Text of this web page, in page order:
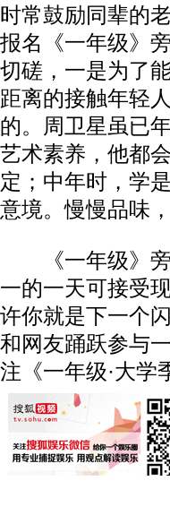
时常鼓励同辈的
报名《一年级》
切磋，一是为了
距离的接触年轻
的。周卫星虽已
艺术素养，他都
定；中年时，学
意境。慢慢品味
《一年级》旁
一的一天可接受
许你就是下一个
和网友踊跃参与
注《一年级·大学